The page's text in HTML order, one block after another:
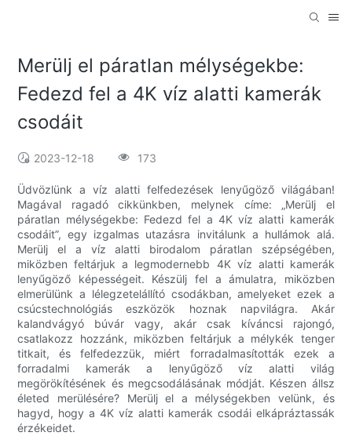
Merülj el páratlan mélységekbe:
Fedezd fel a 4K víz alatti kamerák
csodáit
2023-12-18 173
Üdvözlünk a víz alatti felfedezések lenyűgöző világában!
Magával ragadó cikkünkben, melynek címe: „Merülj el
páratlan mélységekbe: Fedezd fel a 4K víz alatti kamerák
csodáit”, egy izgalmas utazásra invitálunk a hullámok alá.
Merülj el a víz alatti birodalom páratlan szépségében,
miközben feltárjuk a legmodernebb 4K víz alatti kamerák
lenyűgöző képességeit. Készülj fel a ámulatra, miközben
elmerülünk a lélegzetelállító csodákban, amelyeket ezek a
csúcstechnológiás eszközök hoznak napvilágra. Akár
kalandvágyó búvár vagy, akár csak kíváncsi rajongó,
csatlakozz hozzánk, miközben feltárjuk a mélykék tenger
titkait, és felfedezzük, miért forradalmasították ezek a
forradalmi kamerák a lenyűgöző víz alatti világ
megörökítésének és megcsodálásának módját. Készen állsz
életed merülésére? Merülj el a mélységekben velünk, és
hagyd, hogy a 4K víz alatti kamerák csodái elkápráztassák
érzékeidet.